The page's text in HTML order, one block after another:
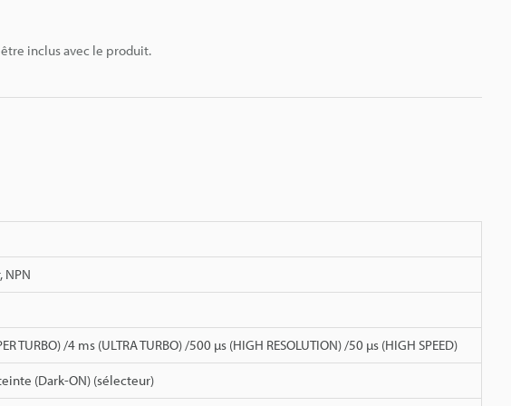
inclus avec le produit.
TURBO) /4 ms (ULTRA TURBO) /500 µs (HIGH RESOLUTION) /50 µs (HIGH SPEED)
(Dark-ON) (sélecteur)